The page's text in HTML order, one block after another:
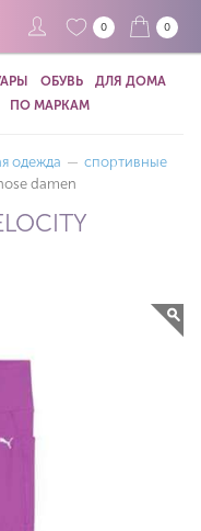
0 0
ОБУВЬ
ДЛЯ ДОМА
ПО МАРКАМ
одежда — спортивные
damen